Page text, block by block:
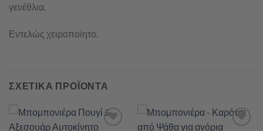
γενέθλια.
Εντελώς χειροποίητο.
ΣΧΕΤΙΚΆ ΠΡΟΪΌΝΤΑ